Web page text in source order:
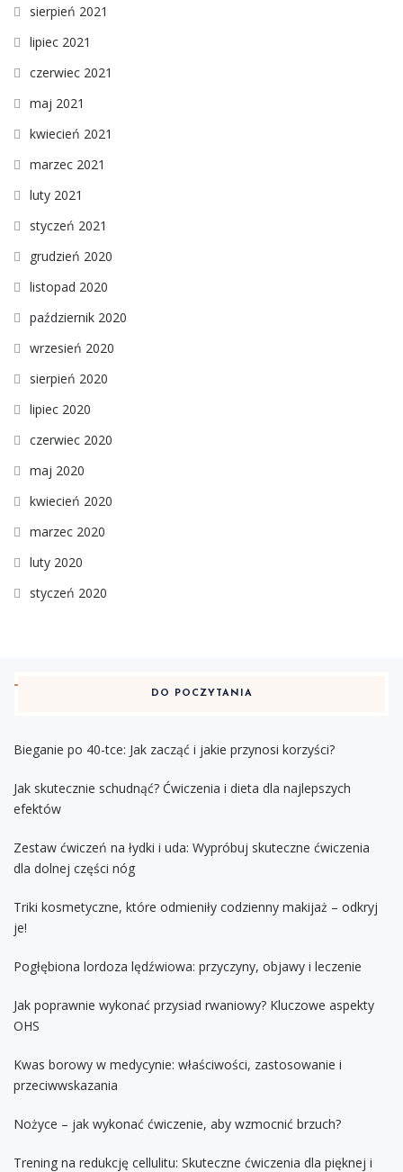
sierpień 2021
lipiec 2021
czerwiec 2021
maj 2021
kwiecień 2021
marzec 2021
luty 2021
styczeń 2021
grudzień 2020
listopad 2020
październik 2020
wrzesień 2020
sierpień 2020
lipiec 2020
czerwiec 2020
maj 2020
kwiecień 2020
marzec 2020
luty 2020
styczeń 2020
DO POCZYTANIA
Bieganie po 40-tce: Jak zacząć i jakie przynosi korzyści?
Jak skutecznie schudnąć? Ćwiczenia i dieta dla najlepszych
efektów
Zestaw ćwiczeń na łydki i uda: Wypróbuj skuteczne ćwiczenia
dla dolnej części nóg
Triki kosmetyczne, które odmieniły codzienny makijaż – odkryj
je!
Pogłębiona lordoza lędźwiowa: przyczyny, objawy i leczenie
Jak poprawnie wykonać przysiad rwaniowy? Kluczowe aspekty
OHS
Kwas borowy w medycynie: właściwości, zastosowanie i
przeciwwskazania
Nożyce – jak wykonać ćwiczenie, aby wzmocnić brzuch?
Trening na redukcję cellulitu: Skuteczne ćwiczenia dla pięknej i